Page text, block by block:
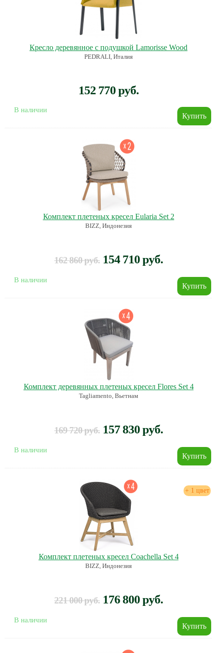
Кресло деревянное с подушкой Lamorisse Wood
PEDRALI, Италия
152 770 руб.
В наличии
Комплект плетеных кресел Eularia Set 2
BIZZ, Индонезия
162 860 руб. 154 710 руб.
В наличии
Комплект деревянных плетеных кресел Flores Set 4
Tagliamento, Вьетнам
169 720 руб. 157 830 руб.
В наличии
+ 1 цвет
Комплект плетеных кресел Coachella Set 4
BIZZ, Индонезия
221 000 руб. 176 800 руб.
В наличии